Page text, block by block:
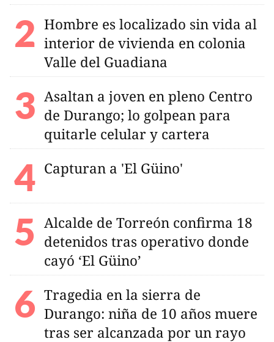
Hombre es localizado sin vida al
interior de vivienda en colonia
Valle del Guadiana
Asaltan a joven en pleno Centro
de Durango; lo golpean para
quitarle celular y cartera
Capturan a 'El Güino'
Alcalde de Torreón confirma 18
detenidos tras operativo donde
cayó ‘El Güino’
Tragedia en la sierra de
Durango: niña de 10 años muere
tras ser alcanzada por un rayo